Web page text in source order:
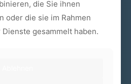
die Sie ihnen
oder die sie im Rahmen
gesammelt haben.